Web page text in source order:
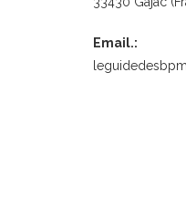
Email.: